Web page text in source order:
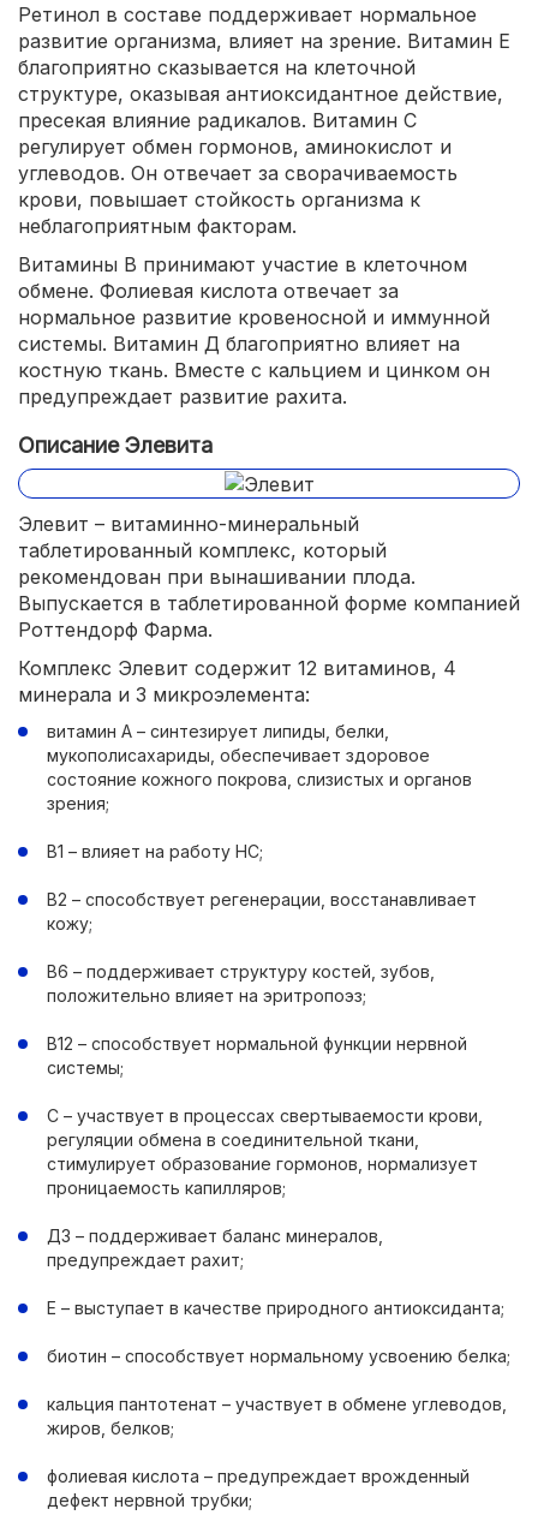
Ретинол в составе поддерживает нормальное
развитие организма, влияет на зрение. Витамин Е
благоприятно сказывается на клеточной
структуре, оказывая антиоксидантное действие,
пресекая влияние радикалов. Витамин С
регулирует обмен гормонов, аминокислот и
углеводов. Он отвечает за сворачиваемость
крови, повышает стойкость организма к
неблагоприятным факторам.
Витамины В принимают участие в клеточном
обмене. Фолиевая кислота отвечает за
нормальное развитие кровеносной и иммунной
системы. Витамин Д благоприятно влияет на
костную ткань. Вместе с кальцием и цинком он
предупреждает развитие рахита.
Описание Элевита
Элевит – витаминно-минеральный
таблетированный комплекс, который
рекомендован при вынашивании плода.
Выпускается в таблетированной форме компанией
Роттендорф Фарма.
Комплекс Элевит содержит 12 витаминов, 4
минерала и 3 микроэлемента:
витамин А – синтезирует липиды, белки,
мукополисахариды, обеспечивает здоровое
состояние кожного покрова, слизистых и органов
зрения;
В1 – влияет на работу НС;
В2 – способствует регенерации, восстанавливает
кожу;
В6 – поддерживает структуру костей, зубов,
положительно влияет на эритропоэз;
В12 – способствует нормальной функции нервной
системы;
С – участвует в процессах свертываемости крови,
регуляции обмена в соединительной ткани,
стимулирует образование гормонов, нормализует
проницаемость капилляров;
Д3 – поддерживает баланс минералов,
предупреждает рахит;
Е – выступает в качестве природного антиоксиданта;
биотин – способствует нормальному усвоению белка;
кальция пантотенат – участвует в обмене углеводов,
жиров, белков;
фолиевая кислота – предупреждает врожденный
дефект нервной трубки;